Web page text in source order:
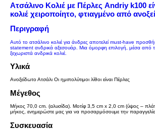
Ατσάλινο Κολιέ με Πέρλες Andriy k100
κολιέ χειροποίητο, φτιαγμένο από
Περιγραφή
Αυτό το ατσάλινο κολιέ για άνδρες αποτελεί must-have
statement ανδρικά αξεσουάρ. Μια όμορφη επιλογή, μέσα από
ξεχωριστά ανδρικά κολιέ.
Υλικά
Ανοξείδωτο Ατσάλι Οι ημιπολύτιμοι λίθοι είναι Πέρλες
Μέγεθος
Μήκος 70,0 cm. (αλυσίδα). Μοτίφ 3,5 cm x 2,0 cm (ύψος –
μήκος, ενημερώστε μας για να προσαρμόσουμε την
Συσκευασία